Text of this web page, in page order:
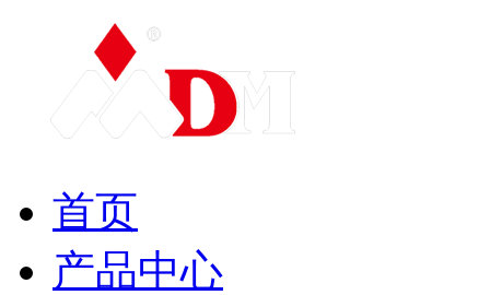
首页
产品中心